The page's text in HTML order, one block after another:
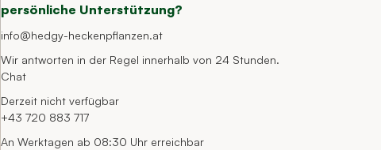
persönliche Unterstützung?
info@hedgy-heckenpflanzen.at
Wir antworten in der Regel innerhalb von 24 Stunden.
Chat
Derzeit nicht verfügbar
+43 720 883 717
An Werktagen ab 08:30 Uhr erreichbar